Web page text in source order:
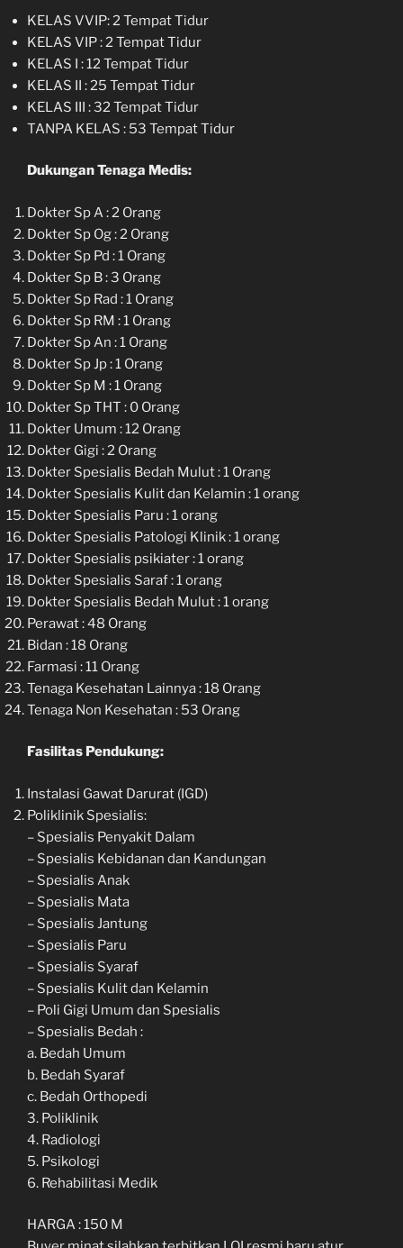
KELAS VVIP: 2 Tempat Tidur
KELAS VIP : 2 Tempat Tidur
KELAS I : 12 Tempat Tidur
KELAS II : 25 Tempat Tidur
KELAS III : 32 Tempat Tidur
TANPA KELAS : 53 Tempat Tidur
Dukungan Tenaga Medis:
Dokter Sp A : 2 Orang
Dokter Sp Og : 2 Orang
Dokter Sp Pd : 1 Orang
Dokter Sp B : 3 Orang
Dokter Sp Rad : 1 Orang
Dokter Sp RM : 1 Orang
Dokter Sp An : 1 Orang
Dokter Sp Jp : 1 Orang
Dokter Sp M : 1 Orang
Dokter Sp THT : 0 Orang
Dokter Umum : 12 Orang
Dokter Gigi : 2 Orang
Dokter Spesialis Bedah Mulut : 1 Orang
Dokter Spesialis Kulit dan Kelamin : 1 orang
Dokter Spesialis Paru : 1 orang
Dokter Spesialis Patologi Klinik : 1 orang
Dokter Spesialis psikiater : 1 orang
Dokter Spesialis Saraf : 1 orang
Dokter Spesialis Bedah Mulut : 1 orang
Perawat : 48 Orang
Bidan : 18 Orang
Farmasi : 11 Orang
Tenaga Kesehatan Lainnya : 18 Orang
Tenaga Non Kesehatan : 53 Orang
Fasilitas Pendukung:
Instalasi Gawat Darurat (IGD)
Poliklinik Spesialis:
– Spesialis Penyakit Dalam
– Spesialis Kebidanan dan Kandungan
– Spesialis Anak
– Spesialis Mata
– Spesialis Jantung
– Spesialis Paru
– Spesialis Syaraf
– Spesialis Kulit dan Kelamin
– Poli Gigi Umum dan Spesialis
– Spesialis Bedah :
a. Bedah Umum
b. Bedah Syaraf
c. Bedah Orthopedi
3. Poliklinik
4. Radiologi
5. Psikologi
6. Rehabilitasi Medik
HARGA : 150 M